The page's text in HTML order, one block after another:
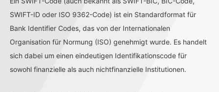
SWIFT-ID oder ISO 9362-Code) ist ein Standardformat für
Bank Identifier Codes, das von der Internationalen
Organisation für Normung (ISO) genehmigt wurde. Es handelt
sich dabei um einen eindeutigen Identifikationscode für
sowohl finanzielle als auch nichtfinanzielle Institutionen.